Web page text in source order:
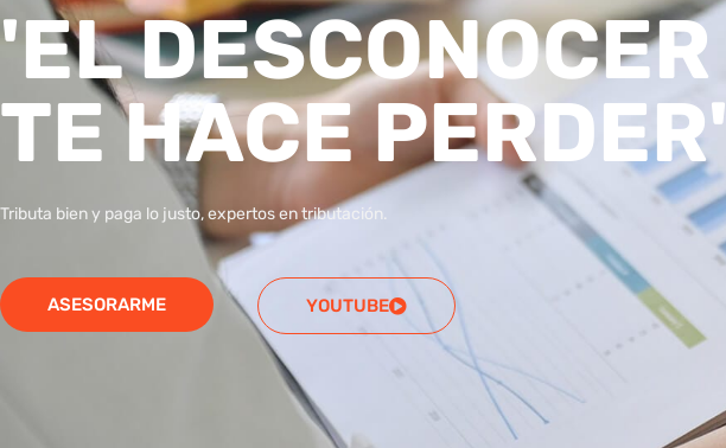
'EL DESCONOCER
TE HACE PERDER'
Tributa bien y paga lo justo, expertos en tributación.
ASESORARME YOUTUBE